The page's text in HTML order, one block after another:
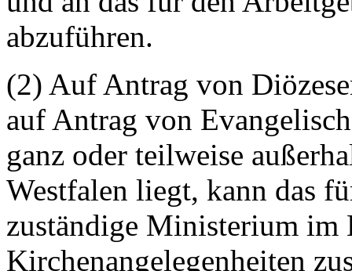
abzuführen.
(2) Auf Antrag von
auf Antrag von
ganz oder teilweise
Westfalen liegt, kann das
zuständige Ministerium im
Kirchenangelegenheiten